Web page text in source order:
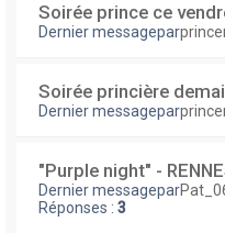
Soirée prince ce
Dernier messagepar
Soirée princière
Dernier messagepar
"Purple night" -
Dernier messagepar
Réponses : 3